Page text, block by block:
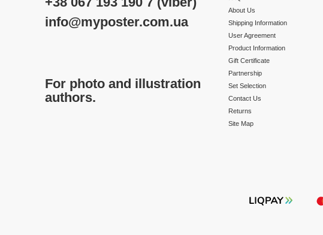
info@myposter.com.ua
For photo and illustration
authors.
About Us
Shipping Information
User Agreement
Product Information
Gift Certificate
Partnership
Set Selection
Contact Us
Returns
Site Map